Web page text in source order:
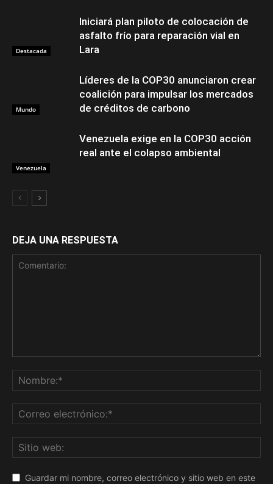
Destacada
Iniciará plan piloto de colocación de
asfalto frío para reparación vial en
Lara
Mundo
Líderes de la COP30 anunciaron crear
coalición para impulsar los mercados
de créditos de carbono
Venezuela
Venezuela exige en la COP30 acción
real ante el colapso ambiental
DEJA UNA RESPUESTA
Guardar mi nombre, correo electrónico y sitio web en este